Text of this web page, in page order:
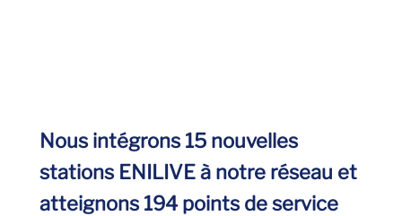
Nous intégrons 15 nouvelles
stations ENILIVE à notre réseau et
atteignons 194 points de service